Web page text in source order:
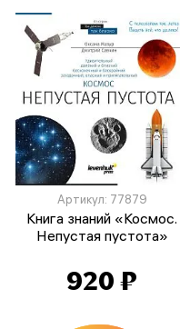
Артикул: 77879
Книга знаний «Космос.
Непустая пустота»
920 ₽